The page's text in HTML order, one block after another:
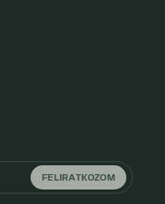
FELIRATKOZOM